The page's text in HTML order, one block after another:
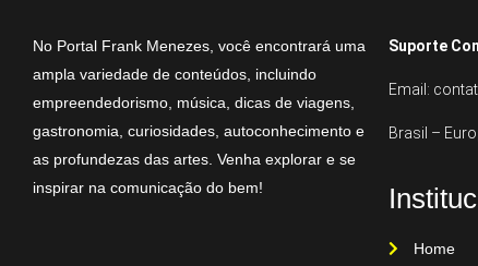
No Portal Frank Menezes, você encontrará uma
ampla variedade de conteúdos, incluindo
empreendedorismo, música, dicas de viagens,
gastronomia, curiosidades, autoconhecimento e
as profundezas das artes. Venha explorar e se
inspirar na comunicação do bem!
Suporte
Email:
Brasil –
Home